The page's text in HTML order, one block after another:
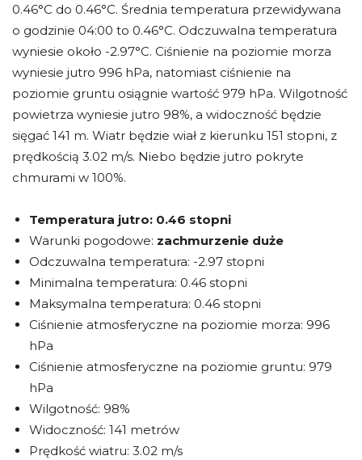
0.46°C do 0.46°C. Średnia temperatura przewidywana
o godzinie 04:00 to 0.46°C. Odczuwalna temperatura
wyniesie około -2.97°C. Ciśnienie na poziomie morza
wyniesie jutro 996 hPa, natomiast ciśnienie na
poziomie gruntu osiągnie wartość 979 hPa. Wilgotność
powietrza wyniesie jutro 98%, a widoczność będzie
sięgać 141 m. Wiatr będzie wiał z kierunku 151 stopni, z
prędkością 3.02 m/s. Niebo będzie jutro pokryte
chmurami w 100%.
Temperatura jutro: 0.46 stopni
Warunki pogodowe: zachmurzenie duże
Odczuwalna temperatura: -2.97 stopni
Minimalna temperatura: 0.46 stopni
Maksymalna temperatura: 0.46 stopni
Ciśnienie atmosferyczne na poziomie morza: 996
hPa
Ciśnienie atmosferyczne na poziomie gruntu: 979
hPa
Wilgotność: 98%
Widoczność: 141 metrów
Prędkość wiatru: 3.02 m/s